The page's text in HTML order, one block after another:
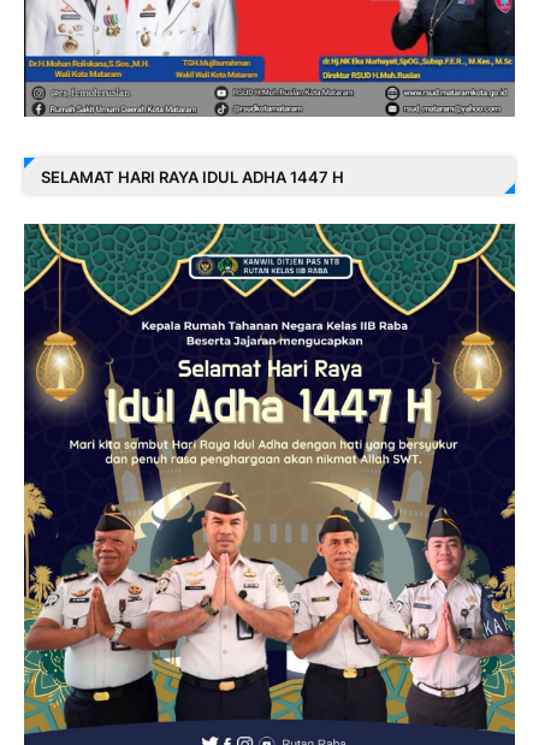
SELAMAT HARI RAYA IDUL ADHA 1447 H